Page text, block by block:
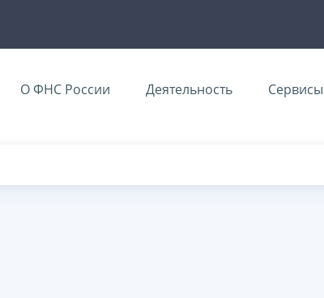
О ФНС России Деятельность Сервисы